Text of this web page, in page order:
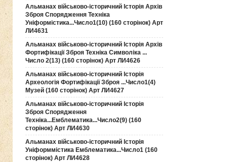
Альманах військово-історичний Історія Архів
Зброя Спорядження Техніка
Уніформістика...Число1(10) (160 сторінок) Арт
ЛИ4631
Альманах військово-історичний Історія Архів
Фортифікації Зброя Техніка Символіка ...
Число 2(13) (160 сторінок) Арт ЛИ4626
Альманах військово-історичний Історія
Археологія Фортифікації Зброя ...Число1(4)
Музей (160 сторінок) Арт ЛИ4627
Альманах військово-історичний Історія
Зброя Спорядження
Техніка...Емблематика...Число2(9) (160
сторінок) Арт ЛИ4630
Альманах військово-історичний Історія
Уніформмістика Емблематика...Число1 (160
сторінок) Арт ЛИ4628